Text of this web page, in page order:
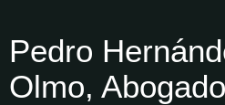
Pedro
Olmo, Abogado